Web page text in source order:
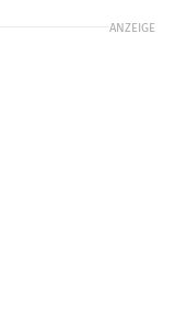
ANZEIGE